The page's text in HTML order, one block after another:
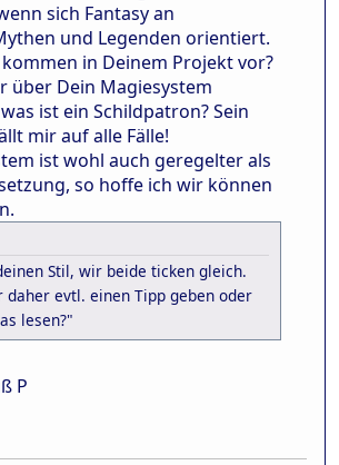
sich Fantasy an
und Legenden orientiert.
in Deinem Projekt vor?
über Dein Magiesystem
ist ein Schildpatron? Sein
mir auf alle Fälle!
ist wohl auch geregelter als
so hoffe ich wir können
Stil, wir beide ticken gleich.
daher evtl. einen Tipp geben oder
lesen?"
P